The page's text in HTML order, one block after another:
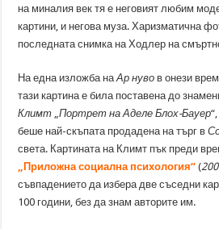
на миналия век тя е неговият любим
картини, и негова муза. Харизматична
последната снимка на Ходлер на
На една изложба наАр нуво в онези
тази картина е била поставена до
Климт „Портрет на Аделе Блох-Бауер
беше най-скъпата продадена на търг в
света. Картината на Климт пък преди
„Приложна социална психология“ (
съвпадението да избера две съседни
100 години, без да знам авторите им.